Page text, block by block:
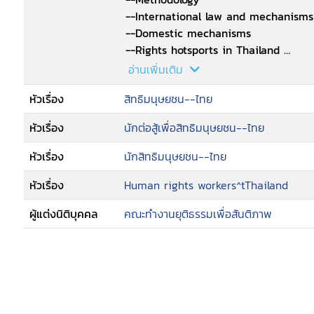
--International law and mechanisms
--Domestic mechanisms
--Rights hotsports in Thailand
--Problems faced by human rights
--Conclusion and recommendations.
อ่านเพิ่มเติม
หัวเรื่อง
สิทธิมนุษยชน--ไทย
หัวเรื่อง
นักต่อสู้เพื่อสิทธิมนุษยชน--ไทย
หัวเรื่อง
นักสิทธิมนุษยชน--ไทย
หัวเรื่อง
Human rights workers^tThailand
ผู้แต่งนิติบุคคล
คณะทำงานยุติธรรมเพื่อสันติภาพ